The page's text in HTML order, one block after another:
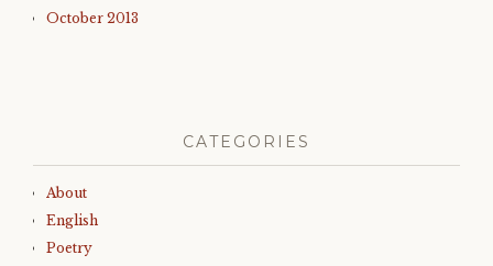
October 2013
CATEGORIES
About
English
Poetry